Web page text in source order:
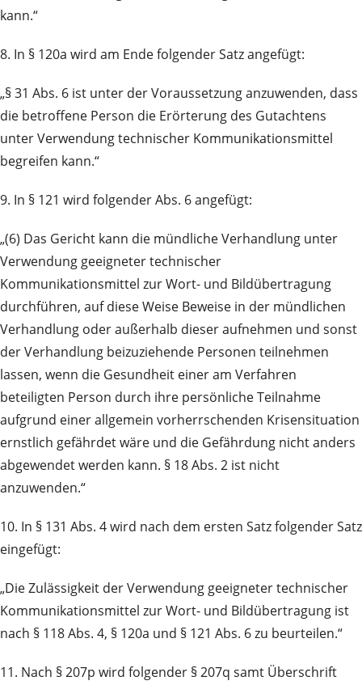
kann.“
8. In § 120a wird am Ende folgender Satz angefügt:
„§ 31 Abs. 6 ist unter der Voraussetzung anzuwenden, dass
die betroffene Person die Erörterung des Gutachtens
unter Verwendung technischer Kommunikationsmittel
begreifen kann.“
9. In § 121 wird folgender Abs. 6 angefügt:
„(6) Das Gericht kann die mündliche Verhandlung unter
Verwendung geeigneter technischer
Kommunikationsmittel zur Wort- und Bildübertragung
durchführen, auf diese Weise Beweise in der mündlichen
Verhandlung oder außerhalb dieser aufnehmen und sonst
der Verhandlung beizuziehende Personen teilnehmen
lassen, wenn die Gesundheit einer am Verfahren
beteiligten Person durch ihre persönliche Teilnahme
aufgrund einer allgemein vorherrschenden Krisensituation
ernstlich gefährdet wäre und die Gefährdung nicht anders
abgewendet werden kann. § 18 Abs. 2 ist nicht
anzuwenden.“
10. In § 131 Abs. 4 wird nach dem ersten Satz folgender Satz
eingefügt:
„Die Zulässigkeit der Verwendung geeigneter technischer
Kommunikationsmittel zur Wort- und Bildübertragung ist
nach § 118 Abs. 4, § 120a und § 121 Abs. 6 zu beurteilen.“
11. Nach § 207p wird folgender § 207q samt Überschrift